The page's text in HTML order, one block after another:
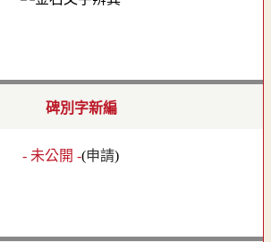
碑別字新編
- 未公開 -(申請)